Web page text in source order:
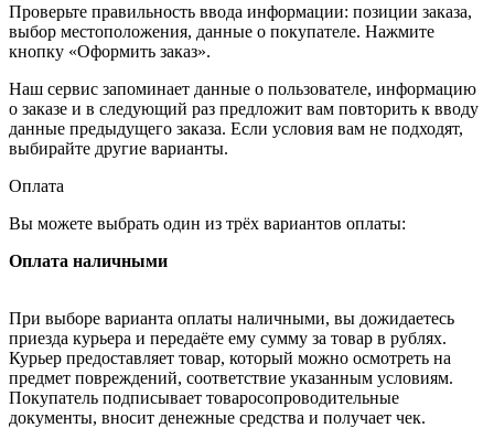
Проверьте правильность ввода информации: позиции заказа,
выбор местоположения, данные о покупателе. Нажмите
кнопку «Оформить заказ».
Наш сервис запоминает данные о пользователе, информацию
о заказе и в следующий раз предложит вам повторить к вводу
данные предыдущего заказа. Если условия вам не подходят,
выбирайте другие варианты.
Оплата
Вы можете выбрать один из трёх вариантов оплаты:
Оплата наличными
При выборе варианта оплаты наличными, вы дожидаетесь
приезда курьера и передаёте ему сумму за товар в рублях.
Курьер предоставляет товар, который можно осмотреть на
предмет повреждений, соответствие указанным условиям.
Покупатель подписывает товаросопроводительные
документы, вносит денежные средства и получает чек.